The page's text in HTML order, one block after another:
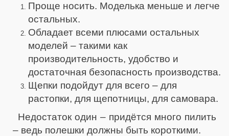
Проще носить. Моделька меньше и легче
остальных.
Обладает всеми плюсами остальных
моделей – такими как
производительность, удобство и
достаточная безопасность производства.
Щепки подойдут для всего – для
растопки, для щепотницы, для самовара.
Недостаток один – придётся много пилить
– ведь полешки должны быть короткими.